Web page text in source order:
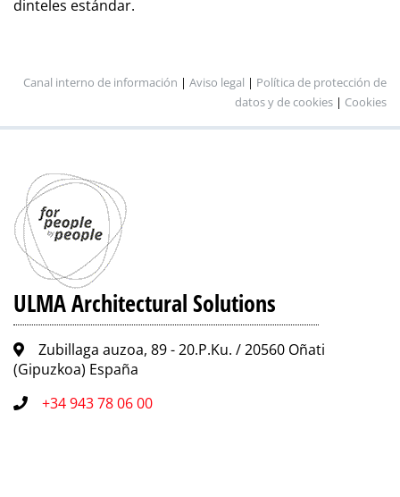
dinteles estándar.
Canal interno de información | Aviso legal | Política de protección de
datos y de cookies | Cookies
ULMA Architectural Solutions
Zubillaga auzoa, 89 - 20.P.Ku. / 20560 Oñati
(Gipuzkoa) España
+34 943 78 06 00